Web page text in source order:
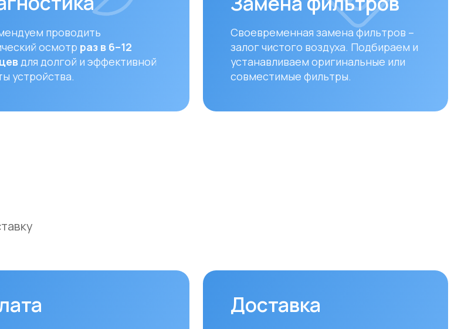
заказа.
расчет
Kaspi QR, Kaspi Red
(понедельник — пятница). Срок
доставки по Алматы составляет до 3
часов с момента оплаты заказа.